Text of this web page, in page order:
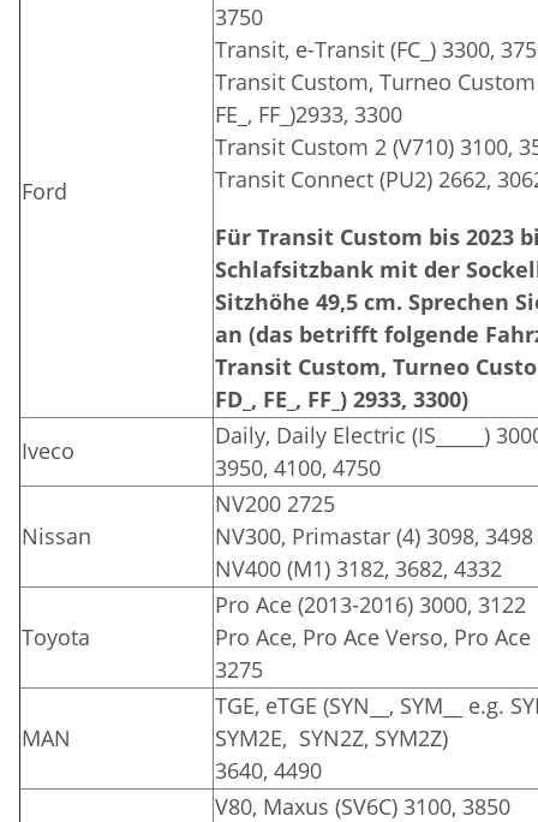
Ford
3750
Transit, e-Transit (FC_) 3300,
Transit Custom, Turneo Custom
FE_, FF_)2933, 3300
Transit Custom 2 (V710) 3100,
Transit Connect (PU2) 2662,
Für Transit Custom bis 2023
Schlafsitzbank mit der
Sitzhöhe 49,5 cm. Sprechen
an (das betrifft folgende
Transit Custom, Turneo
FD_, FE_, FF_) 2933, 3300)
Iveco
Daily, Daily Electric (IS_____)
3950, 4100, 4750
Nissan
NV200 2725
NV300, Primastar (4) 3098, 3498
NV400 (M1) 3182, 3682, 4332
Toyota
Pro Ace (2013-2016) 3000, 3122
Pro Ace, Pro Ace Verso, Pro Ace
3275
MAN
TGE, eTGE (SYN__, SYM__ e.g.
SYM2E, SYN2Z, SYM2Z)
3640, 4490
V80, Maxus (SV6C) 3100, 3850